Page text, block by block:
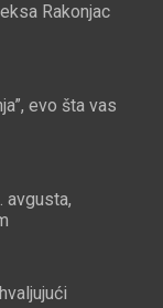
Rakonjac
evo šta vas
avgusta,